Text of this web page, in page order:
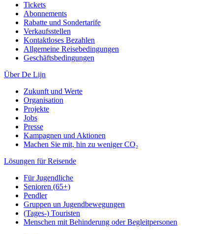
Tickets
Abonnements
Rabatte und Sondertarife
Verkaufsstellen
Kontaktloses Bezahlen
Allgemeine Reisebedingungen
Geschäftsbedingungen
Über De Lijn
Zukunft und Werte
Organisation
Projekte
Jobs
Presse
Kampagnen und Aktionen
Machen Sie mit, hin zu weniger CO₂
Lösungen für Reisende
Für Jugendliche
Senioren (65+)
Pendler
Gruppen un Jugendbewegungen
(Tages-) Touristen
Menschen mit Behinderung oder Begleitpersonen